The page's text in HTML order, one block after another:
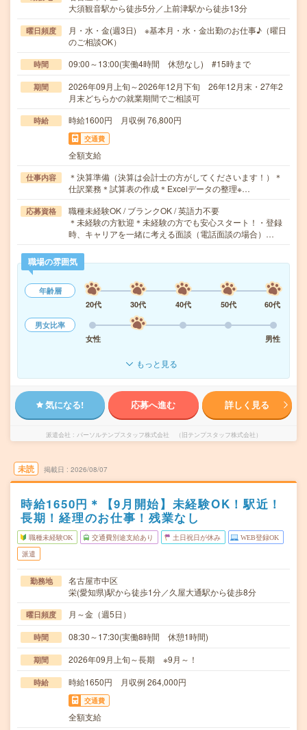
大須観音駅から徒歩5分／上前津駅から徒歩13分
曜日頻度
月・水・金(週3日) ※基本月・水・金出勤のお仕事♪（曜日
のご相談OK）
時間 09:00～13:00(実働4時間 休憩なし) #15時まで
期間
2026年09月上旬～2026年12月下旬 26年12月末・27年2
月末どちらかの就業期間でご相談可
時給 時給1600円 月収例 76,800円
交通費
全額支給
仕事内容
＊決算準備（決算は会計士の方がしてくださいます！）＊
仕訳業務＊試算表の作成＊Excelデータの整理※…
応募資格
職種未経験OK / ブランクOK / 英語力不要
＊未経験の方歓迎＊未経験の方でも安心スタート！・登録
時、キャリアを一緒に考える面談（電話面談の場合）…
職場の雰囲気
年齢層
20代
30代 40代 50代
60代
男女比率
女性
男性
もっと見る
気になる! 応募へ進む 詳しく見る
派遣会社 パーソルテンプスタッフ株式会社 （旧テンプスタッフ株式会社）
未読 掲載日 2026/08/07
時給1650円＊【9月開始】未経験OK！駅近！
長期！経理のお仕事！残業なし
職種未経験OK 交通費別途支給あり 土日祝日が休み WEB登録OK
派遣
勤務地
名古屋市中区
栄(愛知県)駅から徒歩1分／久屋大通駅から徒歩8分
曜日頻度 月～金（週5日）
時間 08:30～17:30(実働8時間 休憩1時間)
期間 2026年09月上旬～長期 ※9月～！
時給 時給1650円 月収例 264,000円
交通費
全額支給